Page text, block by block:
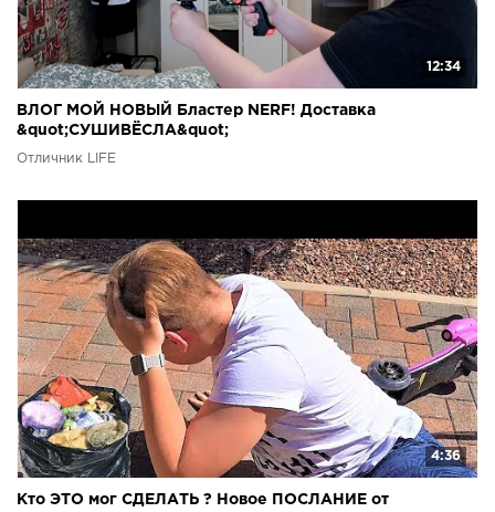
12:34
ВЛОГ МОЙ НОВЫЙ Бластер NERF! Доставка
&quot;СУШИВЁСЛА&quot;
Отличник LIFE
4:36
Кто ЭТО мог СДЕЛАТЬ ? Новое ПОСЛАНИЕ от